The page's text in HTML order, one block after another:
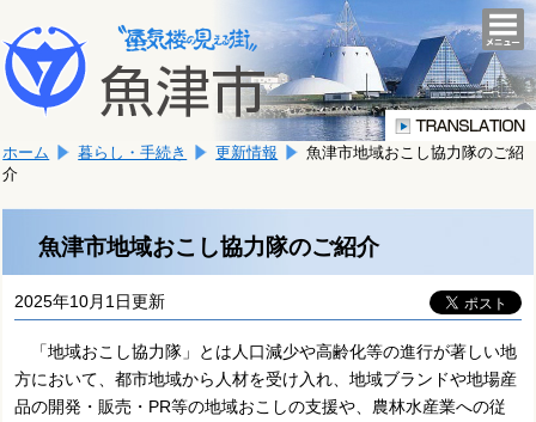
文
へ
移
ま
す。
こ
か
文
で
す。
ホーム 暮らし・手続き 更新情報
魚津市地域おこし協力隊のご紹
介
魚津市地域おこし協力隊のご紹介
2025年10月1日更新
「地域おこし協力隊」とは人口減少や高齢化等の進行が著しい地
方において、都市地域から人材を受け入れ、地域ブランドや地場産
品の開発・販売・PR等の地域おこしの支援や、農林水産業への従